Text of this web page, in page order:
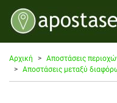
Αρχική
Αποστάσεις
Αποστάσεις μεταξύ